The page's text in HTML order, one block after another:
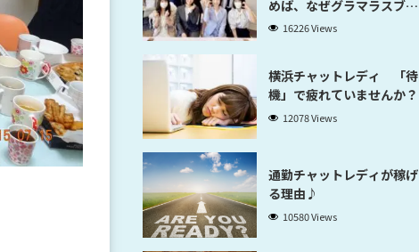
めば、なぜグラマラスブラ
ンド横浜だと稼げるのかが
16226 Views
横浜チャットレディ 「待
機」で疲れていませんか？
12078 Views
通勤チャットレディが稼げ
る理由♪
10580 Views